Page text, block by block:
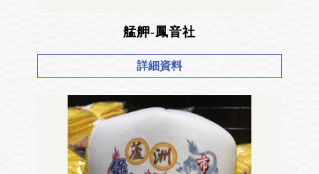
艋舺-鳳音社
詳細資料